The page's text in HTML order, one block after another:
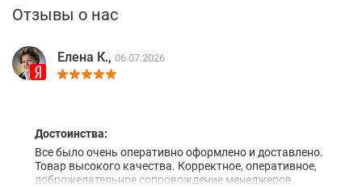
Отзывы о нас
Елена К., 06.07.2026
Достоинства:
Все было очень оперативно оформлено и доставлено.
Товар высокого качества. Корректное, оперативное,
доброжелательное сопровождение менеджеров.